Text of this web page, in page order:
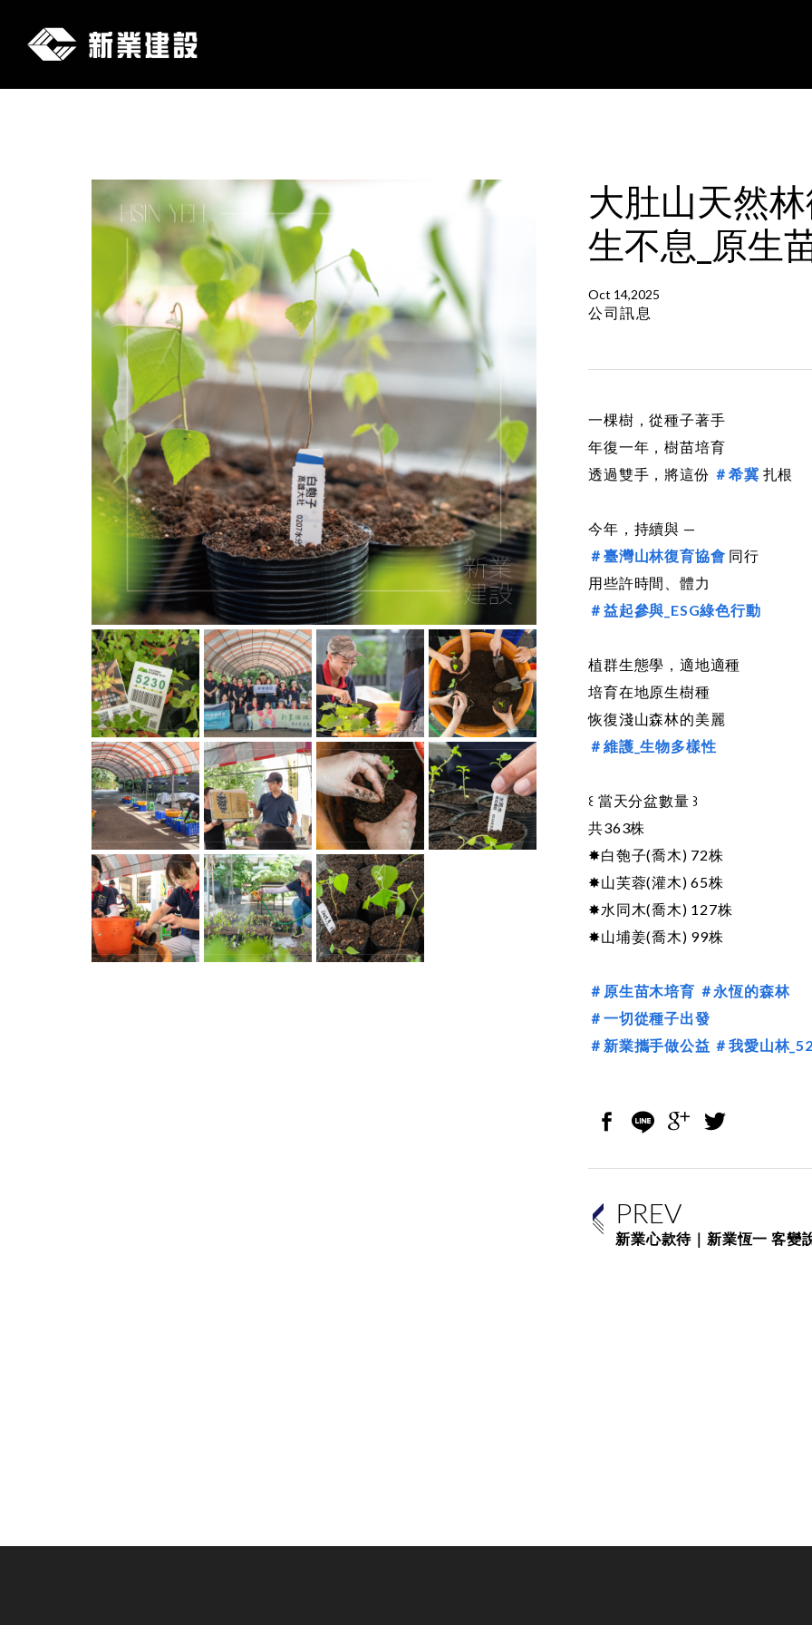
新
大肚山天然
生不息_原生
Oct 14,2025
公司訊息
一棵樹，從種子著手
年復一年，樹苗培育
透過雙手，將這份 ＃希冀 扎根
今年，持續與 —
＃臺灣山林復育協會 同行
用些許時間、體力
＃益起參與_ESG綠色行動
植群生態學，適地適種
培育在地原生樹種
恢復淺山森林的美麗
＃維護_生物多樣性
꒰ 當天分盆數量 ꒱
共363株
✸白匏子(喬木) 72株
✸山芙蓉(灌木) 65株
✸水同木(喬木) 127株
✸山埔姜(喬木) 99株
＃原生苗木培育 ＃永恆的森林
＃一切從種子出發
＃新業攜手做公益 ＃我愛山林
PREV
新業心款待｜新業恆一 客變